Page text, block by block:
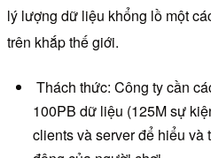
lý lượng dữ liệu khổng lồ một
trên khắp thế giới.
Thách thức: Công ty cần
100PB dữ liệu (125M sự
clients và server để hiểu và